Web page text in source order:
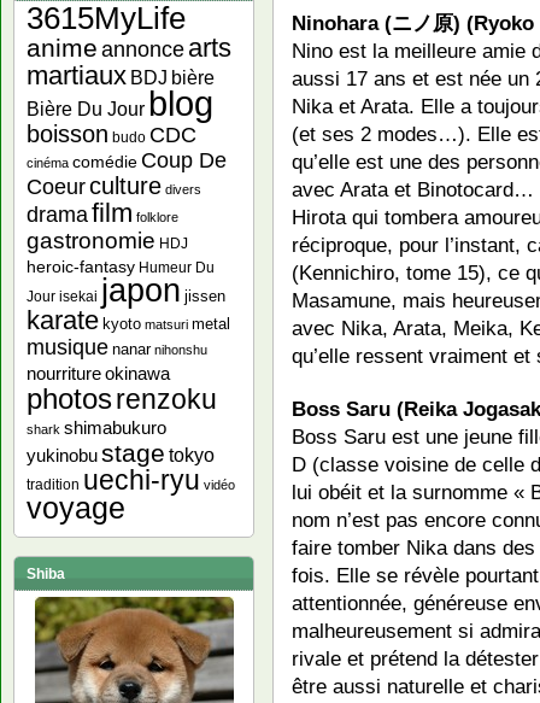
Ninohara (ニノ原)
Nino est la meilleure amie
aussi 17 ans et est née un
Nika et Arata. Elle a
(et ses 2 modes…). Elle
qu’elle est une des
avec Arata et Binotocard…
Hirota qui tombera
réciproque, pour l’instant,
(Kennichiro, tome 15), ce
Masamune, mais
avec Nika, Arata, Meika,
qu’elle ressent vraiment
Boss Saru (Reika
Boss Saru est une jeune
D (classe voisine de celle
lui obéit et la surnomme «
nom n’est pas encore
faire tomber Nika dans
fois. Elle se révèle
attentionnée, généreuse
malheureusement si
rivale et prétend la
être aussi naturelle et
3615MyLife
anime annonce arts
martiaux BDJ bière
Bière Du Jour blog
boisson budo CDC
cinéma comédie Coup De
Coeurculture divers
dramafilm folklore
gastronomie HDJ
heroic-fantasy Humeur Du
Jour isekai japon jissen
karate kyoto matsuri metal
musique nanar nihonshu
nourritureokinawa
photosrenzoku
shark shimabukuro
yukinobustage tokyo
tradition uechi-ryu vidéo
voyage
Shiba